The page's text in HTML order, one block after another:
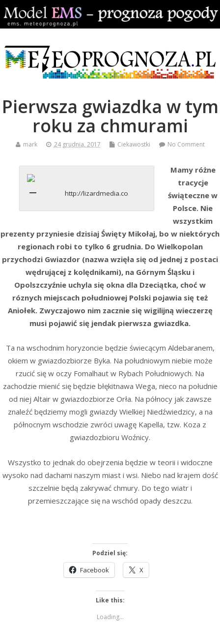
Pierwsza gwiazdka w tym
roku za chmurami
mark 24 grudnia, 2017 Ciekawostki No Comment
http://lizardmedia.co
Mamy różne
tracycje
świąteczne w
Polsce. Nie
wszystkim
prezenty przyniesie dzisiaj Święty Mikołaj, bo w niektórych
regionach robi to tylko 6 grudnia. Do Wielkopolan
przychodzi Gwiazdor (nazwa wzięła się od jednej z postaci
wędrującej z kolędnikami), na Górnym Śląsku i
Opolszczyźnie uchyla się okna dla Dzeciątka, choć w
róznych miejscach południowej Polski pojawia się też
Aniołek. Zwyczajowo nim zacznie się wigilijną wieczerzę
musi pojawić się jendak pierwsza gwiazdka.
Ta na wschodnim horyzoncie będzie świecącym Aldebaranem,
okiem w gwiazdozbiorze Byka. Na południowym niebie może
rzucić się w oczy Fomalhaut w Rybach Południowych. Na
zachodzie mienić się będzie błękitnawa Wega, nieco na południe
od niej Altair w gwiazdozbiorze Orła. Na północy jak zawsze
znaleźć będziemy mogli gwiazdy Wielkiej Niedźwiedzicy, a na
północnym wschodzie zwróci uwagę Kapella, tzw. Koza z
gwiazdozbioru Woźnicy.
Wszystko to jednak do obejrzenia będzie w teorii i widoczne
wysoko nad dachami naszym miast i wsi. Niebo nad krajem dość
szczelnie będą zakrywać chmury. Do tego wiatr i
przemieszczające się na wschód opady deszczu.
Podziel się:
Facebook X
Like this:
Loading...